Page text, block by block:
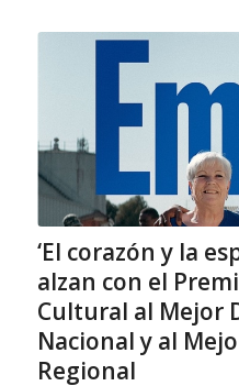
‘El corazón y la
alzan con el
Cultural al Mejor
Nacional y al
Regional